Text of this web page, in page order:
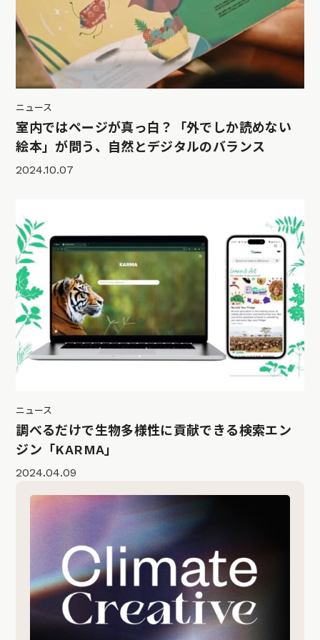
ニュース
室内ではページが真っ白？「外でしか読めない
絵本」が問う、自然とデジタルのバランス
2024.10.07
ニュース
調べるだけで生物多様性に貢献できる検索エン
ジン「KARMA」
2024.04.09